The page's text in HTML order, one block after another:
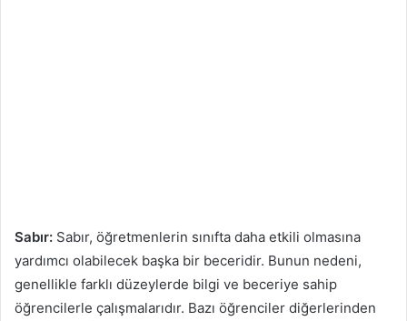
Sabır: Sabır, öğretmenlerin sınıfta daha etkili olmasına
yardımcı olabilecek başka bir beceridir. Bunun nedeni,
genellikle farklı düzeylerde bilgi ve beceriye sahip
öğrencilerle çalışmalarıdır. Bazı öğrenciler diğerlerinden